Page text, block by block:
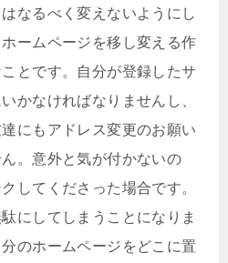
なるべく変えないようにし
ームページを移し変える作
とです。自分が登録したサ
かなければなりませんし、
にもアドレス変更のお願い
。意外と気が付かないの
してくださった場合です。
にしてしまうことになりま
のホームページをどこに置